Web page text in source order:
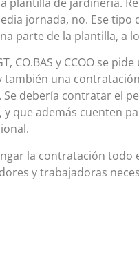
jornada, no. Ese
parte de la plantilla, a
CO.BAS y CCOO se
también una
Se debería contratar el
y que además cuenten
la contratación
y trabajadoras